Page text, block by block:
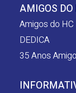
AMIGOS DO
Amigos do HC
DEDICA
35 Anos